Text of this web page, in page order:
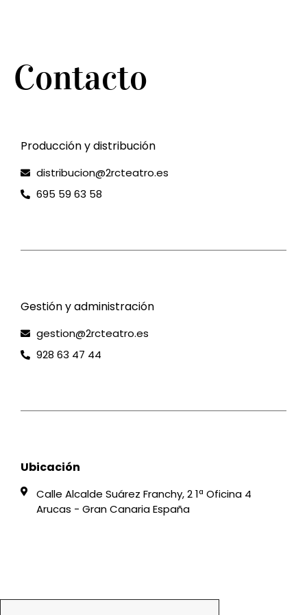
Contacto
Producción y distribución
distribucion@2rcteatro.es
695 59 63 58
Gestión y administración
gestion@2rcteatro.es
928 63 47 44
Ubicación
Calle Alcalde Suárez Franchy, 2 1ª Oficina 4
Arucas - Gran Canaria España